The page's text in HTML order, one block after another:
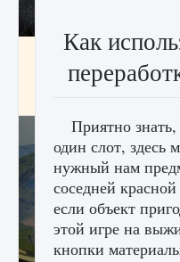
лицензии, лиги,
FC 25
Как
Приятно
один слот, здесь
нужный нам
соседней
если объект
этой игре на
кнопки